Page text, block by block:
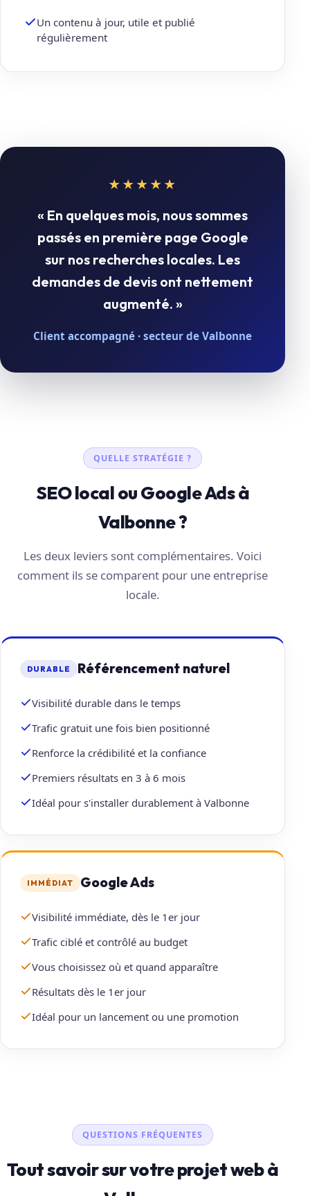
Un contenu à jour, utile et publié
régulièrement
★★★★★
« En quelques mois, nous sommes
passés en première page Google
sur nos recherches locales. Les
demandes de devis ont nettement
augmenté. »
Client accompagné · secteur de Valbonne
QUELLE STRATÉGIE ?
SEO local ou Google Ads à
Valbonne ?
Les deux leviers sont complémentaires. Voici
comment ils se comparent pour une entreprise
locale.
DURABLE Référencement naturel
Visibilité durable dans le temps
Trafic gratuit une fois bien positionné
Renforce la crédibilité et la confiance
Premiers résultats en 3 à 6 mois
Idéal pour s'installer durablement à Valbonne
IMMÉDIAT Google Ads
Visibilité immédiate, dès le 1er jour
Trafic ciblé et contrôlé au budget
Vous choisissez où et quand apparaître
Résultats dès le 1er jour
Idéal pour un lancement ou une promotion
QUESTIONS FRÉQUENTES
Tout savoir sur votre projet web à